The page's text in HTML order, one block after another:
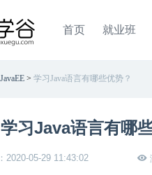
首页 就业班
JavaEE > 学习Java语言有哪些优势？
学习Java语言有哪
2020-05-29 11:43:02